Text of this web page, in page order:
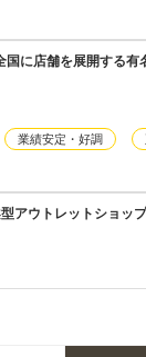
国に店舗を展開する
業績安定・好調
型アウトレットショッ